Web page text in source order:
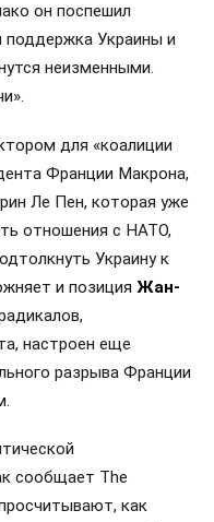
он поспешил
поддержка Украины и
неизменными.
для «коалиции
Франции Макрона,
Ле Пен, которая уже
отношения с НАТО,
Украину к
и позиция Жан-
настроен еще
разрыва Франции
сообщает The
как